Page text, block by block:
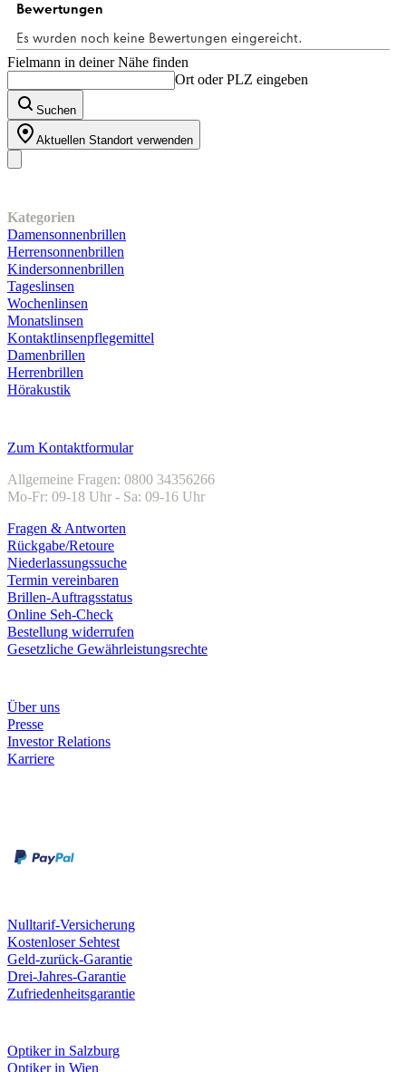
Fielmann in deiner Nähe finden
Ort oder PLZ eingeben
Suchen
Aktuellen Standort verwenden
Kategorien
Damensonnenbrillen
Herrensonnenbrillen
Kindersonnenbrillen
Tageslinsen
Wochenlinsen
Monatslinsen
Kontaktlinsenpflegemittel
Damenbrillen
Herrenbrillen
Hörakustik
Zum Kontaktformular
Allgemeine Fragen: 0800 34356266
Mo-Fr: 09-18 Uhr - Sa: 09-16 Uhr
Fragen & Antworten
Rückgabe/Retoure
Niederlassungssuche
Termin vereinbaren
Brillen-Auftragsstatus
Online Seh-Check
Bestellung widerrufen
Gesetzliche Gewährleistungsrechte
Über uns
Presse
Investor Relations
Karriere
Nulltarif-Versicherung
Kostenloser Sehtest
Geld-zurück-Garantie
Drei-Jahres-Garantie
Zufriedenheitsgarantie
Optiker in Salzburg
Optiker in Wien